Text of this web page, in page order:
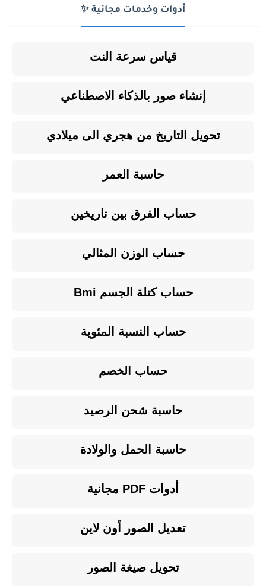
أدوات وخدمات مجانية ✨
قياس سرعة النت
إنشاء صور بالذكاء الاصطناعي
تحويل التاريخ من هجري الى ميلادي
حاسبة العمر
حساب الفرق بين تاريخين
حساب الوزن المثالي
حساب كتلة الجسم Bmi
حساب النسبة المئوية
حساب الخصم
حاسبة شحن الرصيد
حاسبة الحمل والولادة
أدوات PDF مجانية
تعديل الصور أون لاين
تحويل صيغة الصور